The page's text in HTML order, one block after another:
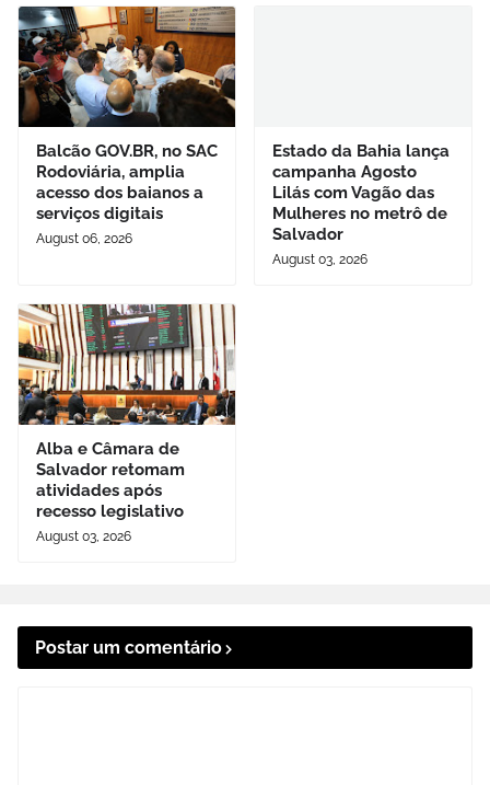
Balcão GOV.BR, no SAC
Rodoviária, amplia
acesso dos baianos a
serviços digitais
August 06, 2026
Estado da Bahia lança
campanha Agosto
Lilás com Vagão das
Mulheres no metrô de
Salvador
August 03, 2026
Alba e Câmara de
Salvador retomam
atividades após
recesso legislativo
August 03, 2026
Postar um comentário